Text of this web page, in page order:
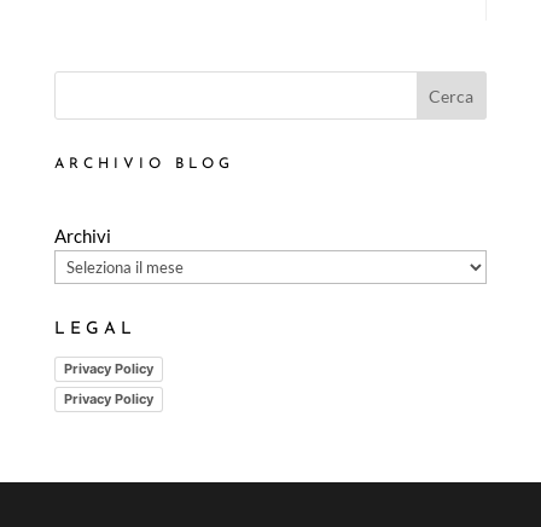
Cerca
ARCHIVIO BLOG
Archivi
LEGAL
Privacy Policy
Privacy Policy